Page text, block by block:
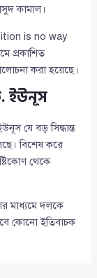
কামাল।
is no way
প্রকাশিত
করা হয়েছে।
ইউনূস
যে বড় সিদ্ধান্ত
বিশেষ করে
থেকে
মাধ্যমে দলকে
কোনো ইতিবাচক